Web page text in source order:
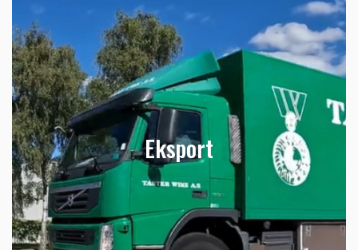
Eksport